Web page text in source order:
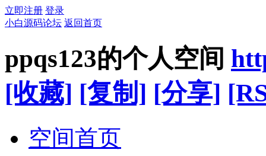
立即注册 登录
小白源码论坛 返回首页
ppqs123的个人空间
[收藏] [复制] [分享]
空间首页